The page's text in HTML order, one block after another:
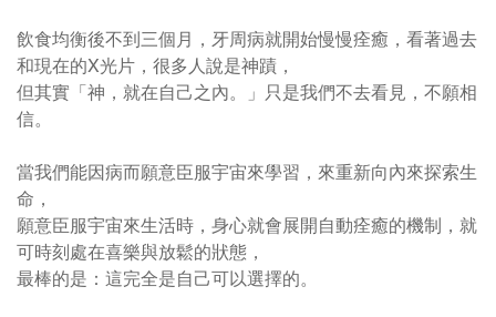
飲食均衡後不到三個月，牙周病就開始慢慢痊癒，看著過去
和現在的X光片，很多人說是神蹟，
但其實「神，就在自己之內。」只是我們不去看見，不願相
信。
當我們能因病而願意臣服宇宙來學習，來重新向內來探索生
命，
願意臣服宇宙來生活時， 身心就會展開自動痊癒的機制，就
可時刻處在喜樂與放鬆的狀態，
最棒的是：這完全是自己可以選擇的。